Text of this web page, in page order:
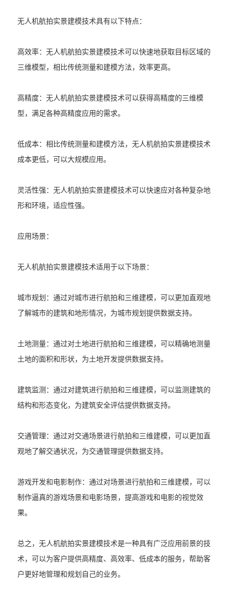
无人机航拍实景建模技术具有以下特点：
高效率：无人机航拍实景建模技术可以快速地获取目标区域的
三维模型，相比传统测量和建模方法，效率更高。
高精度：无人机航拍实景建模技术可以获得高精度的三维模
型，满足各种高精度应用的需求。
低成本：相比传统测量和建模方法，无人机航拍实景建模技术
成本更低，可以大规模应用。
灵活性强：无人机航拍实景建模技术可以快速应对各种复杂地
形和环境，适应性强。
应用场景：
无人机航拍实景建模技术适用于以下场景：
城市规划：通过对城市进行航拍和三维建模，可以更加直观地
了解城市的建筑和地形情况，为城市规划提供数据支持。
土地测量：通过对土地进行航拍和三维建模，可以精确地测量
土地的面积和形状，为土地开发提供数据支持。
建筑监测：通过对建筑进行航拍和三维建模，可以监测建筑的
结构和形态变化，为建筑安全评估提供数据支持。
交通管理：通过对交通场景进行航拍和三维建模，可以更加直
观地了解交通状况，为交通管理提供数据支持。
游戏开发和电影制作：通过对场景进行航拍和三维建模，可以
制作逼真的游戏场景和电影场景，提高游戏和电影的视觉效
果。
总之，无人机航拍实景建模技术是一种具有广泛应用前景的技
术，可以为客户提供高精度、高效率、低成本的服务，帮助客
户更好地管理和规划自己的业务。